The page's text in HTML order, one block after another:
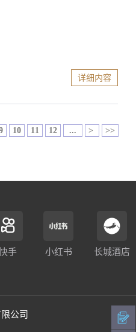
详细内容
10 11 12 ... > >>
手 小红书 长城酒店
公司